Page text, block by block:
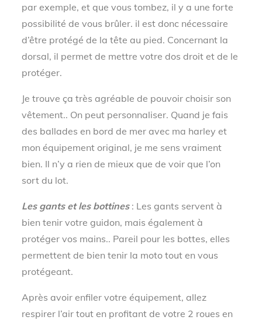
par exemple, et que vous tombez, il y a une forte
possibilité de vous brûler. il est donc nécessaire
d’être protégé de la tête au pied. Concernant la
dorsal, il permet de mettre votre dos droit et de le
protéger.
Je trouve ça très agréable de pouvoir choisir son
vêtement.. On peut personnaliser. Quand je fais
des ballades en bord de mer avec ma harley et
mon équipement original, je me sens vraiment
bien. Il n’y a rien de mieux que de voir que l’on
sort du lot.
Les gants et les bottines: Les gants servent à
bien tenir votre guidon, mais également à
protéger vos mains.. Pareil pour les bottes, elles
permettent de bien tenir la moto tout en vous
protégeant.
Après avoir enfiler votre équipement, allez
respirer l’air tout en profitant de votre 2 roues en